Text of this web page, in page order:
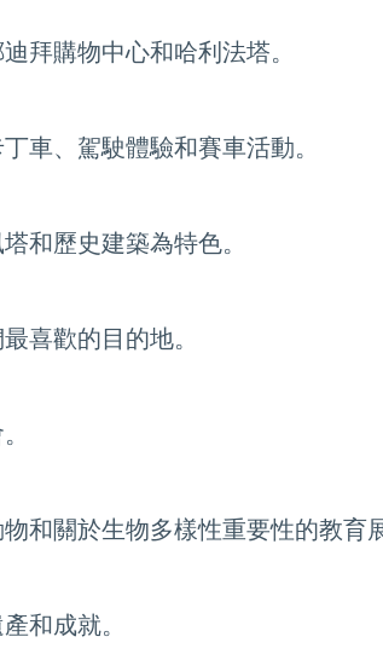
拜購物中心和哈利法塔。
車、駕駛體驗和賽車活動。
和歷史建築為特色。
喜歡的目的地。
和關於生物多樣性重要性的教育
和成就。